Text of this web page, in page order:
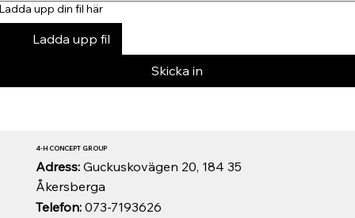
upp din fil här
Ladda upp fil
Skicka in
Telefon:073-7193626
Adress: Guckuskovägen 20, 184 35
Åkersberga
4-H CONCEPT GROUP